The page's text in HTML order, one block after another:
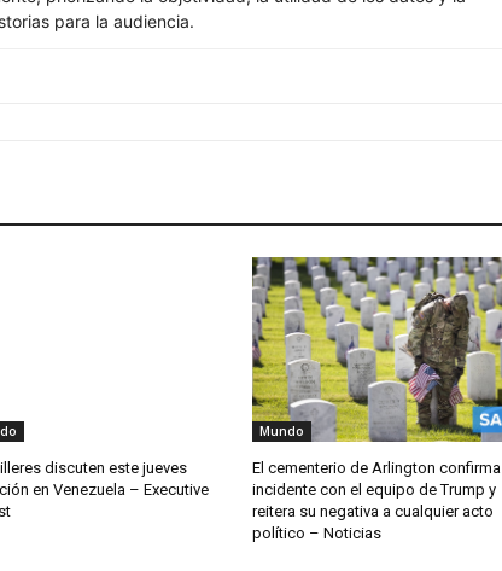
para la audiencia.
discuten este jueves
en Venezuela – Executive
Mundo
El cementerio de Arlington confirma
incidente con el equipo de Trump y
reitera su negativa a cualquier acto
político – Noticias